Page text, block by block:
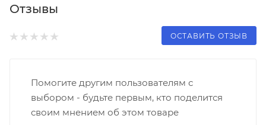
Отзывы
ОСТАВИТЬ ОТЗЫВ
Помогите другим пользователям с
выбором - будьте первым, кто поделится
своим мнением об этом товаре